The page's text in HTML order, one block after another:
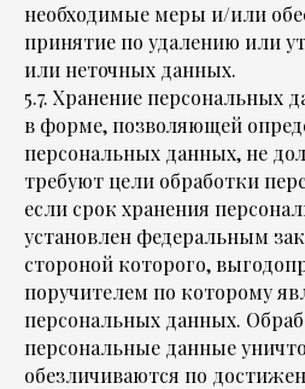
необходимые меры и/или
принятие по удалению или
или неточных данных.
5.7. Хранение персональных
в форме, позволяющей
персональных данных, не
требуют цели обработки
если срок хранения
установлен федеральным
стороной которого,
поручителем по которому
персональных данных.
персональные данные
обезличиваются по